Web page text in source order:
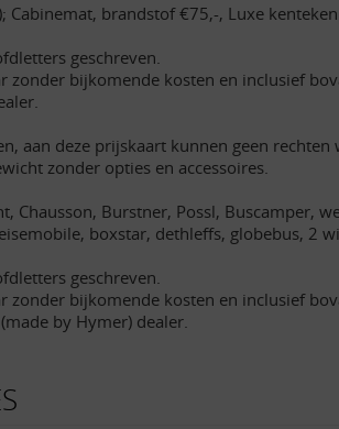
Cabinemat, brandstof €75,-, Luxe
geschreven.
bijkomende kosten en inclusief
aan deze prijskaart kunnen geen rechten
zonder opties en accessoires.
Chausson, Burstner, Possl, Buscamper,
boxstar, dethleffs, globebus,
geschreven.
bijkomende kosten en inclusief
by Hymer) dealer.